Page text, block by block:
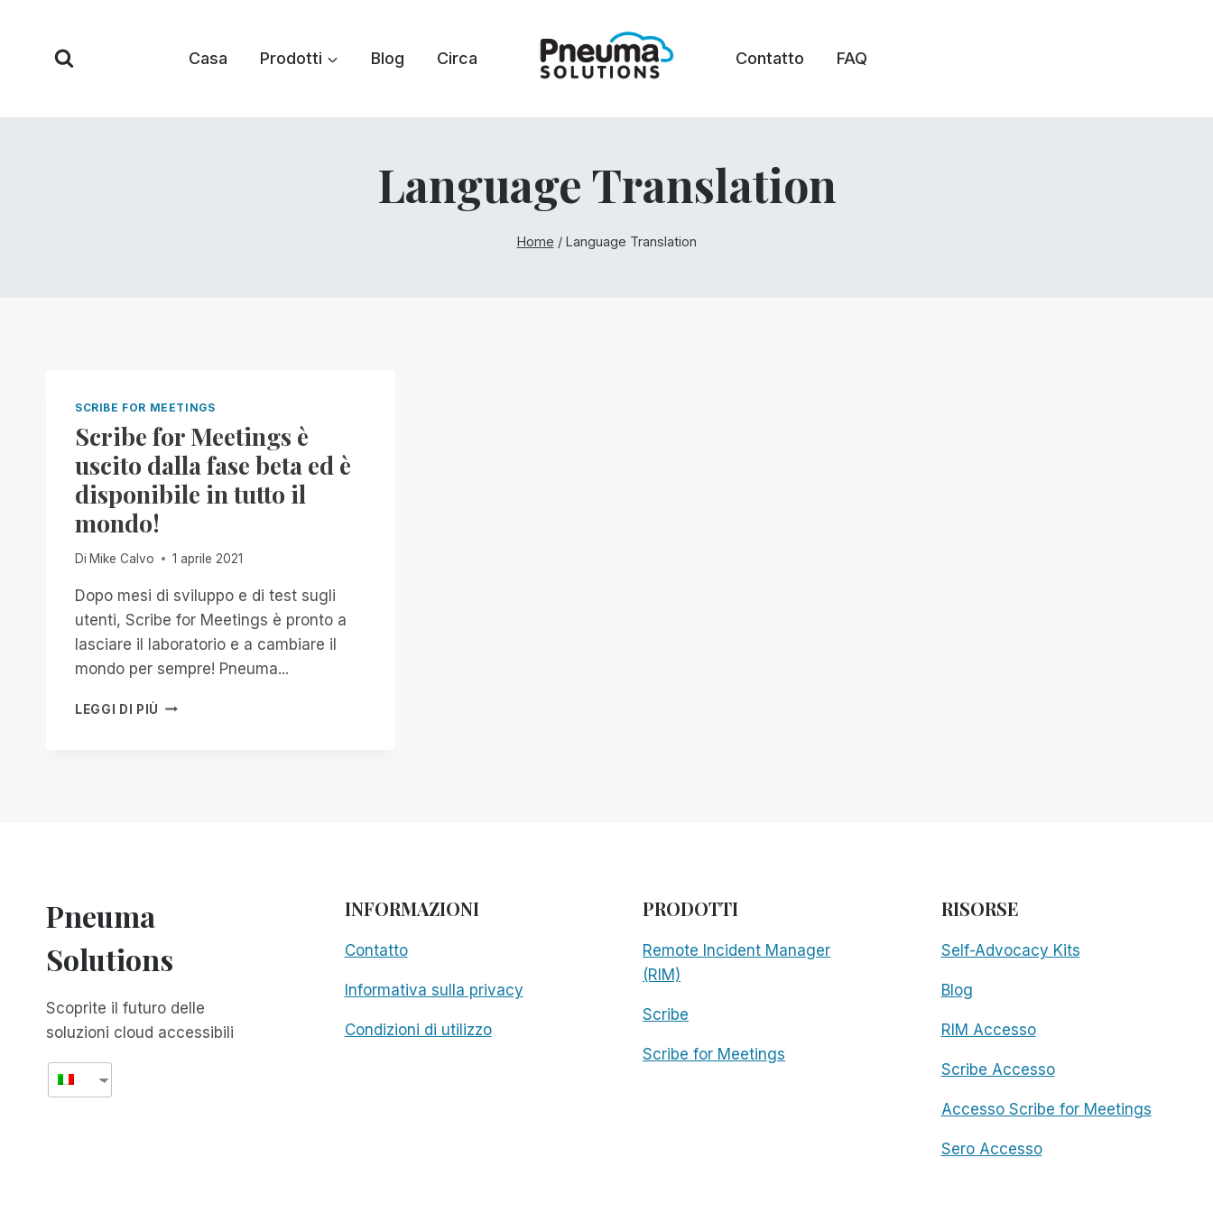
contenuto
Casa Prodotti Blog Circa Contatto FAQ
Language Translation
Home / Language Translation
SCRIBE FOR MEETINGS
Scribe for Meetings è
uscito dalla fase beta ed è
disponibile in tutto il
mondo!
Di Mike Calvo 1 aprile 2021
Dopo mesi di sviluppo e di test sugli
utenti, Scribe for Meetings è pronto a
lasciare il laboratorio e a cambiare il
mondo per sempre! Pneuma...
LEGGI DI PIÙ SCRIBE
MONDO!
Pneuma
Solutions
Scoprite il futuro delle
soluzioni cloud accessibili
INFORMAZIONI
Contatto
Informativa sulla privacy
Condizioni di utilizzo
PRODOTTI
Remote Incident Manager
(RIM)
Scribe
Scribe for Meetings
RISORSE
Self-Advocacy Kits
Blog
RIM Accesso
Scribe Accesso
Accesso Scribe for Meetings
Sero Accesso